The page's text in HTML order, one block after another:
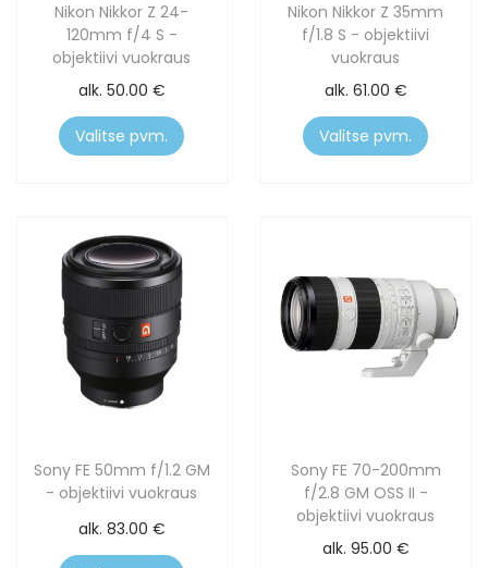
Nikon Nikkor Z 24-
120mm f/4 S -
objektiivi vuokraus
alk. 50.00 €
Valitse pvm.
Nikon Nikkor Z 35mm
f/1.8 S - objektiivi
vuokraus
alk. 61.00 €
Valitse pvm.
Sony FE 50mm f/1.2 GM
- objektiivi vuokraus
alk. 83.00 €
Sony FE 70-200mm
f/2.8 GM OSS II -
objektiivi vuokraus
alk. 95.00 €